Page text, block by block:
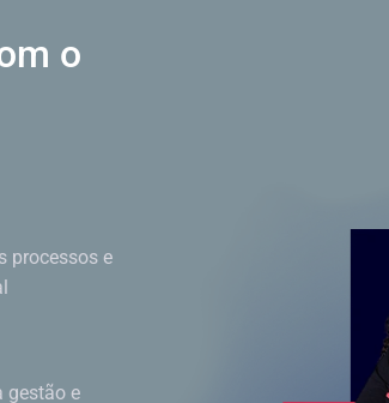
o
processos e
gestão e